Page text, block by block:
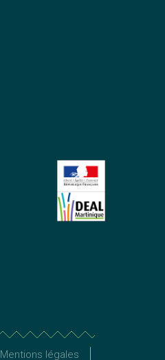
Mentions légales